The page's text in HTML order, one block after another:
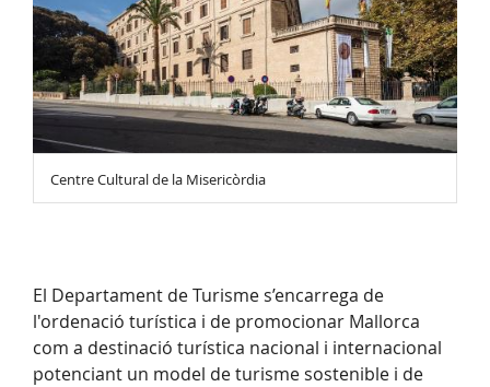
Centre Cultural de la Misericòrdia
El Departament de Turisme s’encarrega de
l'ordenació turística i de promocionar Mallorca
com a destinació turística nacional i internacional
potenciant un model de turisme sostenible i de